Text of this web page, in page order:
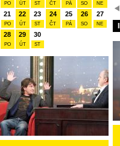
PO ÚT ST ČT PÁ SO NE
21
PO
22
ÚT
23
ST
24
ČT
25
PÁ
26
SO
27
NE
28
PO
29
ÚT
30
ST
08.12.15 (19:30)